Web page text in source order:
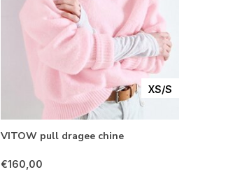
XS/S
VITOW pull dragee chine
€160,00